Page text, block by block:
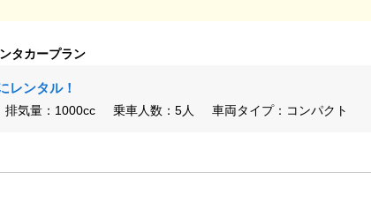
タカープラン
レンタル！
車両タイプ：コンパクト
乗車人数：5人
排気量：1000cc